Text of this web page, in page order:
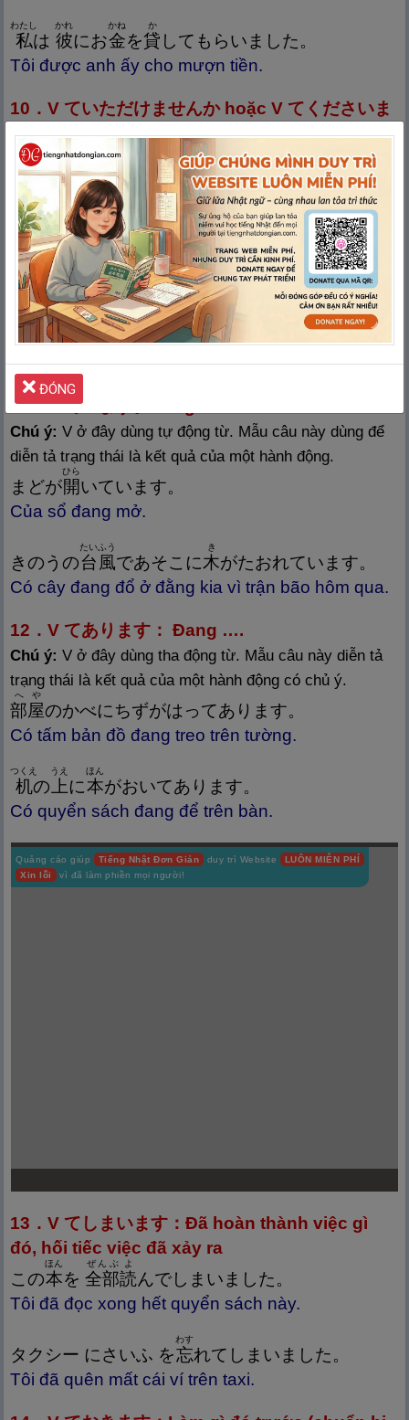
phương
私
わたし
は 彼
かれ
にお金
かね
を貸
か
してもらいました。
Tôi được anh ấy cho mượn tiền.
10．V ていただけませんか hoặc V てくださいま
せんか：Làm ơn …
すみません、この
漢字の読
よ
み方を教えてください
ませんか。
Xin lỗi, làm ơn hãy chỉ cho tôi cách đọc chữ Hán
này.
日本
Nghĩa: Gốc, rễ, cội nguồn của
sự vật, sách
語
にほんご
で レポート を書
か
いたんですが、チェック
していただけませんか。
Em đã viết báo cáo bằng tiếng Nhật, làm ơn kiểm
tra lại giùm.
11．V ています。Đang ….
Chú ý: V ở đây dùng tự động từ. Mẫu câu này dùng để
diễn tả trạng thái là kết quả của một hành động.
まどが開
ひら
いています。
Của sổ đang mở.
きのうの台 風
たいふう
であそこに木
き
がたおれています。
Có cây đang đổ ở đằng kia vì trận bão hôm qua.
12．V てあります： Đang ….
Chú ý: V ở đây dùng tha động từ. Mẫu câu này diễn tả
trạng thái là kết quả của một hành động có chủ ý.
部屋
へや
のかべにちずがはってあります。
Có tấm bản đồ đang treo trên tường.
机
つくえ
の 上
Nghĩa: Trên, phía trên, đưa lên,
cưỡi lên
うえ
に本
sự vật, sách
ほん
がおいてあります。
Có quyển sách đang để trên bàn.
Quảng cáo giúp Tiếng Nhật Đơn Giản duy trì Website
LUÔN MIỄN PHÍ
Xin lỗi
vì đã làm phiền mọi người!
13．V てしまいます：Đã hoàn thành việc gì
đó, hối tiếc việc đã xảy ra
この本
ほん
を全部
ぜんぶ
読
よ
んでしまいました。
Tôi đã đọc xong hết quyển sách này.
タクシー にさいふ を忘
わす
れてしまいました。
Tôi đã quên mất cái ví trên taxi.
ĐÓNG